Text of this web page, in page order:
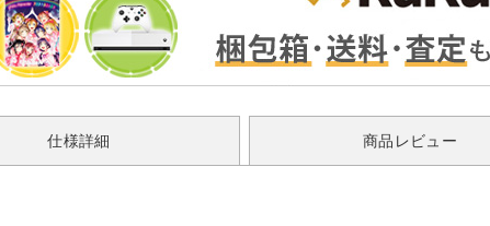
仕様詳細 商品レビュー